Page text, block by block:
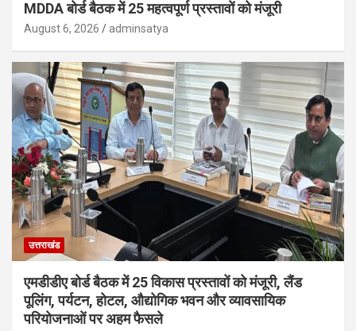
MDDA बोर्ड बैठक में 25 महत्वपूर्ण प्रस्तावों को मंजूरी
August 6, 2026 adminsatya
उत्तराखंड
एमडीडीए बोर्ड बैठक में 25 विकास प्रस्तावों को मंजूरी, लैंड
पूलिंग, पर्यटन, होटल, औद्योगिक भवन और व्यावसायिक
परियोजनाओं पर अहम फैसले